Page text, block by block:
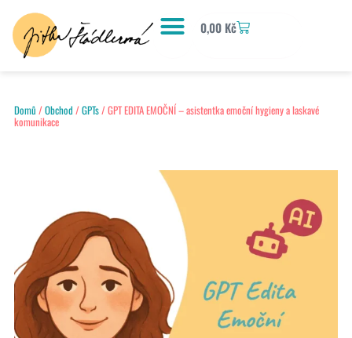
0,00 Kč
Domů /Obchod /GPTs/ GPT EDITA EMOČNÍ – asistentka emoční hygieny a laskavé
komunikace